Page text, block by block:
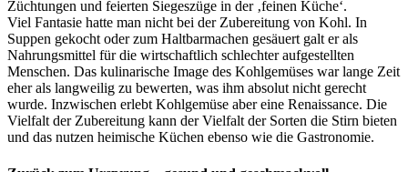
Züchtungen und feierten Siegeszüge in der ‚feinen Küche‘.
Viel Fantasie hatte man nicht bei der Zubereitung von Kohl. In
Suppen gekocht oder zum Haltbarmachen gesäuert galt er als
Nahrungsmittel für die wirtschaftlich schlechter aufgestellten
Menschen. Das kulinarische Image des Kohlgemüses war lange Zeit
eher als langweilig zu bewerten, was ihm absolut nicht gerecht
wurde. Inzwischen erlebt Kohlgemüse aber eine Renaissance. Die
Vielfalt der Zubereitung kann der Vielfalt der Sorten die Stirn bieten
und das nutzen heimische Küchen ebenso wie die Gastronomie.